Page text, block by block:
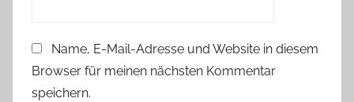
Name, E-Mail-Adresse und Website in diesem
Browser für meinen nächsten Kommentar
speichern.